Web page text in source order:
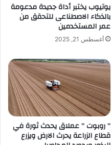
يوتيوب يختبر أداة جديدة مدعومة
بالذكاء الاصطناعى للتحقق من
عمر المستخدمين
أغسطس 21, 2025
” روبوت ” عملاق يحدث ثورة في
قطاع الزراعة يحرث الارض ويزرع